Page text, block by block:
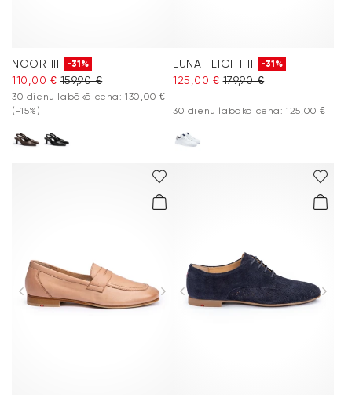
NOOR III -31%
110,00 € 159,90 €
30 dienu labākā cena: 130,00 €
(-15%)
LUNA FLIGHT II -31%
125,00 € 179,90 €
30 dienu labākā cena: 125,00 €